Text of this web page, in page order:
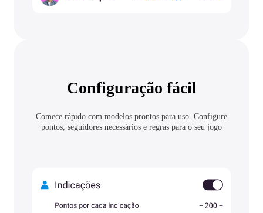
Configuração fácil
Comece rápido com modelos prontos para uso. Configure
pontos, seguidores necessários e regras para o seu jogo